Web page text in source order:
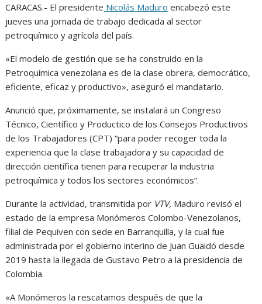
CARACAS.- El presidente Nicolás Maduro encabezó este
jueves una jornada de trabajo dedicada al sector
petroquímico y agrícola del país.
«El modelo de gestión que se ha construido en la
Petroquímica venezolana es de la clase obrera, democrático,
eficiente, eficaz y productivo», aseguró el mandatario.
Anunció que, próximamente, se instalará un Congreso
Técnico, Científico y Productico de los Consejos Productivos
de los Trabajadores (CPT) “para poder recoger toda la
experiencia que la clase trabajadora y su capacidad de
dirección científica tienen para recuperar la industria
petroquímica y todos los sectores económicos”.
Durante la actividad, transmitida por VTV, Maduro revisó el
estado de la empresa Monómeros Colombo-Venezolanos,
filial de Pequiven con sede en Barranquilla, y la cual fue
administrada por el gobierno interino de Juan Guaidó desde
2019 hasta la llegada de Gustavo Petro a la presidencia de
Colombia.
«A Monómeros la rescatamos después de que la